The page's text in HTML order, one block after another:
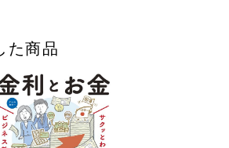
た商品